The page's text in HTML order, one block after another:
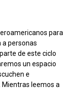
para
a personas
de este ciclo
un espacio
e
leemos a